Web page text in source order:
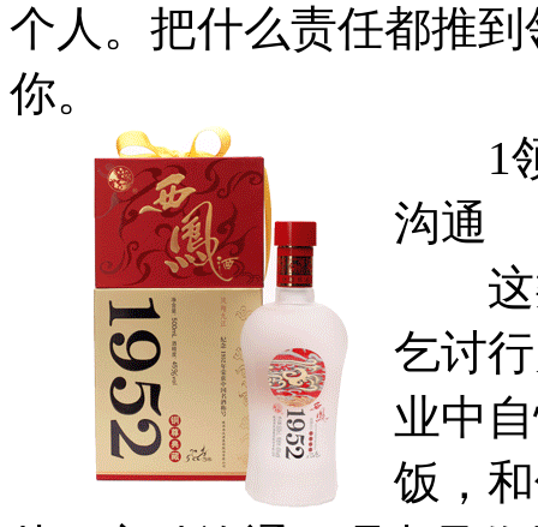
个人。把什么责任都推
你。
1领
沟通
这类
乞讨
业中
饭，